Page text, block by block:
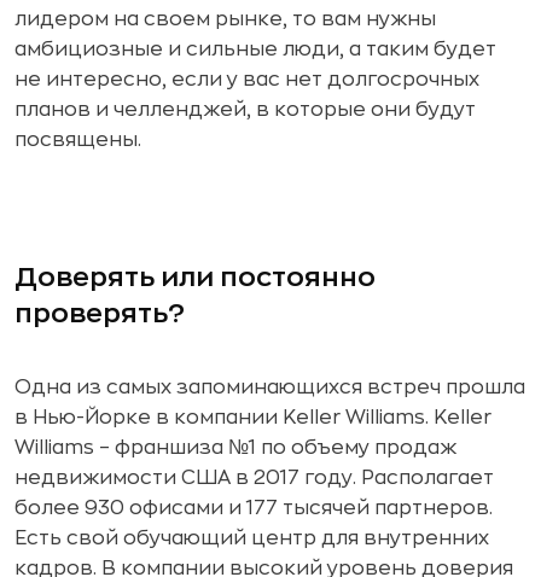
лидером на своем рынке, то вам нужны
амбициозные и сильные люди, а таким будет
не интересно, если у вас нет долгосрочных
планов и челленджей, в которые они будут
посвящены.
Доверять или постоянно
проверять?
Одна из самых запоминающихся встреч прошла
в Нью-Йорке в компании Keller Williams. Keller
Williams – франшиза №1 по объему продаж
недвижимости США в 2017 году. Располагает
более 930 офисами и 177 тысячей партнеров.
Есть свой обучающий центр для внутренних
кадров. В компании высокий уровень доверия